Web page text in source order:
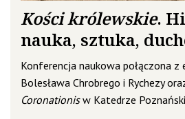
Kości królewskie.
nauka, sztuka,
Konferencja naukowa połączona
Bolesława Chrobrego i Rychezy
Coronationisw Katedrze